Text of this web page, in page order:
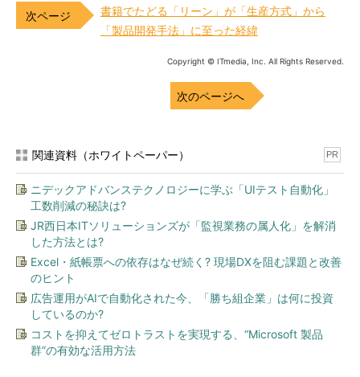
書籍でたどる「リーン」が「生産方式」から
「製品開発手法」に至った経緯
Copyright © ITmedia, Inc. All Rights Reserved.
次のページへ
関連資料（ホワイトペーパー） PR
ニデックアドバンステクノロジーに学ぶ「UIテスト自動化」
工数削減の秘訣は?
JR西日本ITソリューションズが「監視業務の属人化」を解消
した方法とは?
Excel・紙帳票への依存はなぜ続く? 現場DXを阻む課題と改善
のヒント
広告運用がAIで自動化された今、「勝ち組企業」は何に投資
しているのか?
コストを抑えてゼロトラストを実現する、“Microsoft 製品
群”の有効な活用方法